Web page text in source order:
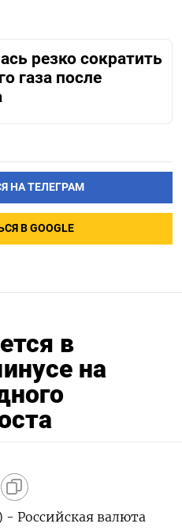
резко сократить
газа после
НА ТЕЛЕГРАМ
В GOOGLE
в
на
Российская валюта